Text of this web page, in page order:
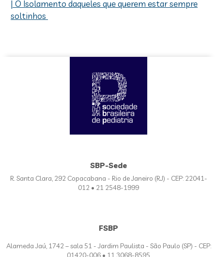
| O Isolamento daqueles que querem estar sempre
soltinhos
SBP-Sede
R. Santa Clara, 292 Copacabana - Rio de Janeiro (RJ) - CEP: 22041-
012 • 21 2548-1999
FSBP
Alameda Jaú, 1742 – sala 51 - Jardim Paulista - São Paulo (SP) - CEP:
01420-006 • 11 3068-8595